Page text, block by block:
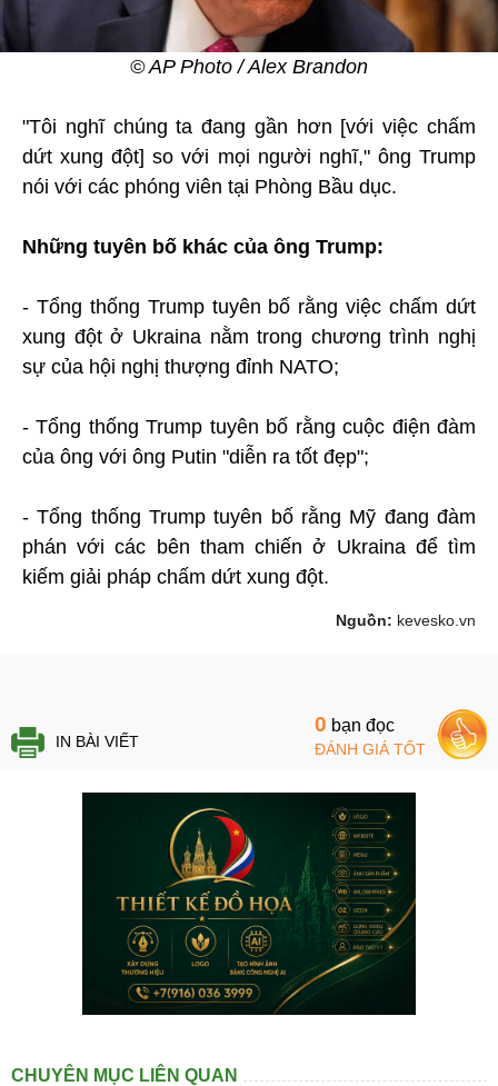
© AP Photo / Alex Brandon
"Tôi nghĩ chúng ta đang gần hơn [với việc chấm
dứt xung đột] so với mọi người nghĩ," ông Trump
nói với các phóng viên tại Phòng Bầu dục.
Những tuyên bố khác của ông Trump:
- Tổng thống Trump tuyên bố rằng việc chấm dứt
xung đột ở Ukraina nằm trong chương trình nghị
sự của hội nghị thượng đỉnh NATO;
- Tổng thống Trump tuyên bố rằng cuộc điện đàm
của ông với ông Putin "diễn ra tốt đẹp";
- Tổng thống Trump tuyên bố rằng Mỹ đang đàm
phán với các bên tham chiến ở Ukraina để tìm
kiếm giải pháp chấm dứt xung đột.
Nguồn: kevesko.vn
IN BÀI VIẾT
0 bạn đọc
ĐÁNH GIÁ TỐT
CHUYÊN MỤC LIÊN QUAN